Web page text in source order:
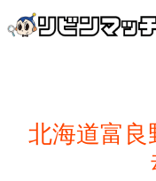
北海道富